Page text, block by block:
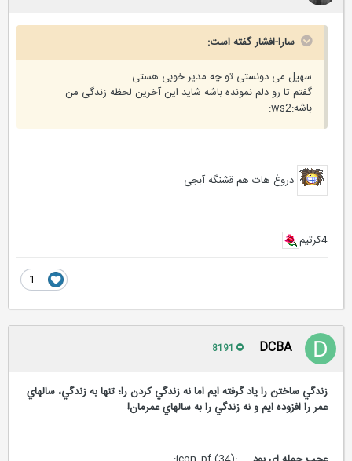
سارا-افشار گفته است:
سهیل می دونستی تو چه مدیر خوبی هستی
گفتم تا رو دلم نمونده باشه شاید این آخرین لحظه زندگی من
باشه:ws2:
دروغ هات هم قشنگه آبجی
DCBA
زندگي ساختن را ياد گرفته ايم اما نه زندگي کردن را؛ تنها به زندگي، سالهاي
عمر را افزوده ايم و نه زندگي را به سالهاي عمرمان!